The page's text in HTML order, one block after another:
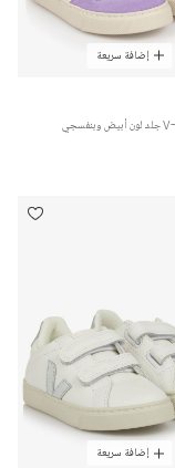
إضافة سريعة
إضافة سريعة